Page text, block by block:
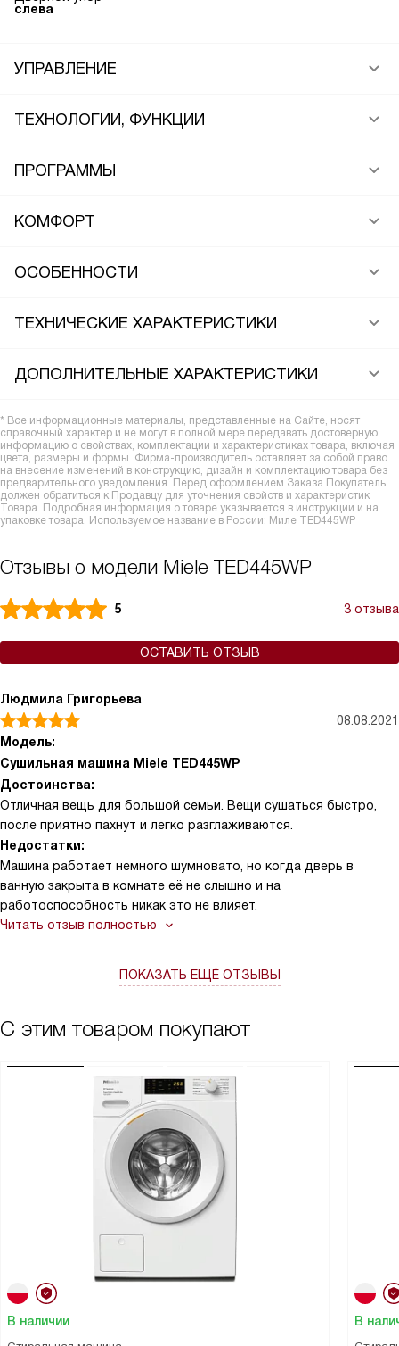
слева
УПРАВЛЕНИЕ
ТЕХНОЛОГИИ, ФУНКЦИИ
ПРОГРАММЫ
КОМФОРТ
ОСОБЕННОСТИ
ТЕХНИЧЕСКИЕ ХАРАКТЕРИСТИКИ
ДОПОЛНИТЕЛЬНЫЕ ХАРАКТЕРИСТИКИ
* Все информационные материалы, представленные на Сайте, носят
справочный характер и не могут в полной мере передавать достоверную
информацию о свойствах, комплектации и характеристиках товара, включая
цвета, размеры и формы. Фирма-производитель оставляет за собой право
на внесение изменений в конструкцию, дизайн и комплектацию товара без
предварительного уведомления. Перед оформлением Заказа Покупатель
должен обратиться к Продавцу для уточнения свойств и характеристик
Товара. Подробная информация о товаре указывается в инструкции и на
упаковке товара. Используемое название в России: Миле TED445WP
Отзывы о модели Miele TED445WP
5 3 отзыва
ОСТАВИТЬ ОТЗЫВ
Людмила Григорьева
08.08.2021
Модель:
Сушильная машина Miele TED445WP
Достоинства:
Отличная вещь для большой семьи. Вещи сушаться быстро,
после приятно пахнут и легко разглаживаются.
Недостатки:
Машина работает немного шумновато, но когда дверь в
ванную закрыта в комнате её не слышно и на
работоспособность никак это не влияет.
Читать отзыв полностью
ПОКАЗАТЬ ЕЩЁ ОТЗЫВЫ
С этим товаром покупают
В наличии В